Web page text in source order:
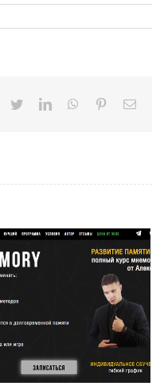
Facebook
TwitterLinkedInWhatsApp
PinterestEmail